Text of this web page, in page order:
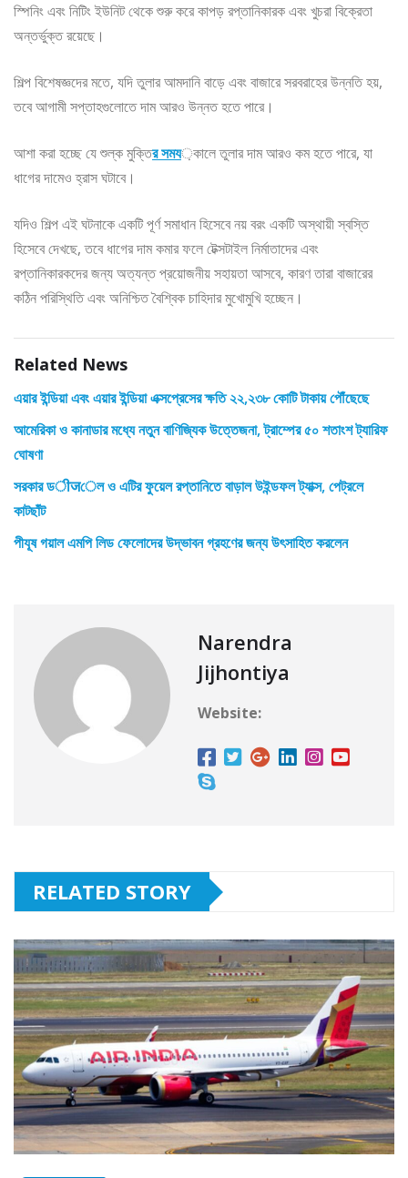
স্পিনিং এবং নিটিং ইউনিট থেকে শুরু করে কাপড় রপ্তানিকারক এবং খুচরা বিক্রেতা
অন্তর্ভুক্ত রয়েছে।
শিল্প বিশেষজ্ঞদের মতে, যদি তুলার আমদানি বাড়ে এবং বাজারে সরবরাহের উন্নতি হয়,
তবে আগামী সপ্তাহগুলোতে দাম আরও উন্নত হতে পারে।
আশা করা হচ্ছে যে শুল্ক মুক্তির সময়কালে তুলার দাম আরও কম হতে পারে, যা
ধাগের দামেও হ্রাস ঘটাবে।
যদিও শিল্প এই ঘটনাকে একটি পূর্ণ সমাধান হিসেবে নয় বরং একটি অস্থায়ী স্বস্তি
হিসেবে দেখছে, তবে ধাগের দাম কমার ফলে টেক্সটাইল নির্মাতাদের এবং
রপ্তানিকারকদের জন্য অত্যন্ত প্রয়োজনীয় সহায়তা আসবে, কারণ তারা বাজারের
কঠিন পরিস্থিতি এবং অনিশ্চিত বৈশ্বিক চাহিদার মুখোমুখি হচ্ছেন।
Related News
এয়ার ইন্ডিয়া এবং এয়ার ইন্ডিয়া এক্সপ্রেসের ক্ষতি ২২,২৩৮ কোটি টাকায় পৌঁছেছে
আমেরিকা ও কানাডার মধ্যে নতুন বাণিজ্যিক উত্তেজনা, ট্রাম্পের ৫০ শতাংশ ট্যারিফ
ঘোষণা
সরকার ডीजেল ও এটির ফুয়েল রপ্তানিতে বাড়াল উইন্ডফল ট্যাক্স, পেট্রলে
কাটছাঁট
পীযূষ গয়াল এমপি লিড ফেলোদের উদ্ভাবন গ্রহণের জন্য উৎসাহিত করলেন
Narendra
Jijhontiya
Website:
RELATED STORY